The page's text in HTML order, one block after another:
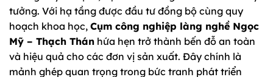
tưởng. Với hạ tầng được đầu tư đồng bộ cùng quy
hoạch khoa học, Cụm công nghiệp làng nghề Ngọc
Mỹ – Thạch Thán hứa hẹn trở thành bến đỗ an toàn
và hiệu quả cho các đơn vị sản xuất. Đây chính là
mảnh ghép quan trọng trong bức tranh phát triển